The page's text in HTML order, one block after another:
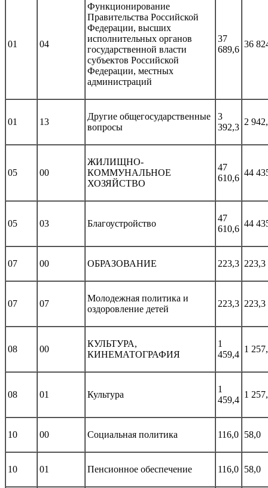
01 04
Функционирование
Правительства Российской
Федерации, высших
исполнительных органов
государственной власти
субъектов Российской
Федерации, местных
администраций
37
689,6
36
01 13
Другие общегосударственные
вопросы
3
392,3
2
05 00
ЖИЛИЩНО-
КОММУНАЛЬНОЕ
ХОЗЯЙСТВО
47
610,6
44
05 03 Благоустройство
47
610,6
44
07 00 ОБРАЗОВАНИЕ 223,3 223,3
07 07
Молодежная политика и
оздоровление детей
223,3 223,3
08 00
КУЛЬТУРА,
КИНЕМАТОГРАФИЯ
1
459,4
1
08 01 Культура
1
459,4
1
10 00 Социальная политика 116,0 58,0
10 01 Пенсионное обеспечение 116,0 58,0